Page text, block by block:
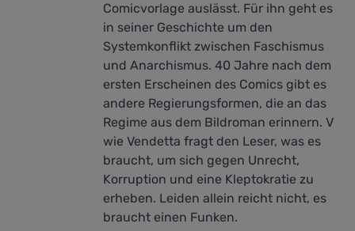
Comicvorlage auslässt. Für ihn geht es
in seiner Geschichte um den
Systemkonflikt zwischen Faschismus
und Anarchismus. 40 Jahre nach dem
ersten Erscheinen des Comics gibt es
andere Regierungsformen, die an das
Regime aus dem Bildroman erinnern. V
wie Vendetta fragt den Leser, was es
braucht, um sich gegen Unrecht,
Korruption und eine Kleptokratie zu
erheben. Leiden allein reicht nicht, es
braucht einen Funken.